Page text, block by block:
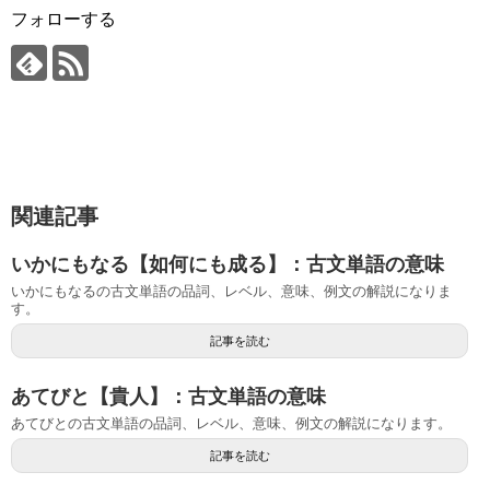
フォローする
関連記事
いかにもなる【如何にも成る】：古文単語の意味
いかにもなるの古文単語の品詞、レベル、意味、例文の解説になりま
す。
記事を読む
あてびと【貴人】：古文単語の意味
あてびとの古文単語の品詞、レベル、意味、例文の解説になります。
記事を読む